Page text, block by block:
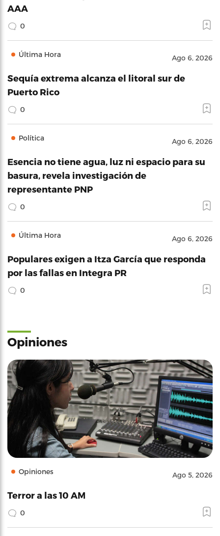
AAA
0
Última Hora Ago 6, 2026
Sequía extrema alcanza el litoral sur de
Puerto Rico
0
Política Ago 6, 2026
Esencia no tiene agua, luz ni espacio para su
basura, revela investigación de
representante PNP
0
Última Hora Ago 6, 2026
Populares exigen a Itza García que responda
por las fallas en Integra PR
0
Opiniones
Opiniones Ago 5, 2026
Terror a las 10 AM
0